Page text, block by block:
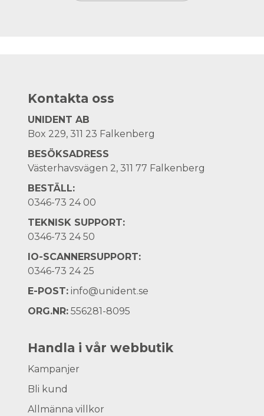
Kontakta oss
UNIDENT AB
Box 229, 311 23 Falkenberg
BESÖKSADRESS
Västerhavsvägen 2, 311 77 Falkenberg
BESTÄLL:
0346-73 24 00
TEKNISK SUPPORT:
0346-73 24 50
IO-SCANNERSUPPORT:
0346-73 24 25
E-POST: info@unident.se
ORG.NR: 556281-8095
Handla i vår webbutik
Kampanjer
Bli kund
Allmänna villkor